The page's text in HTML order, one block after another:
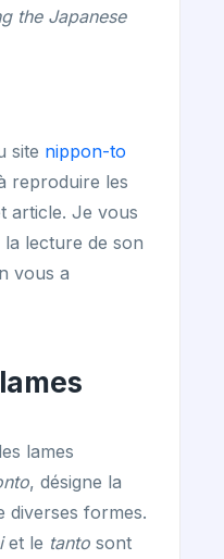
the Japanese
site nippon-to
reproduire les
article. Je vous
la lecture de son
vous a
lames
, désigne la
diverses formes.
et le tanto sont